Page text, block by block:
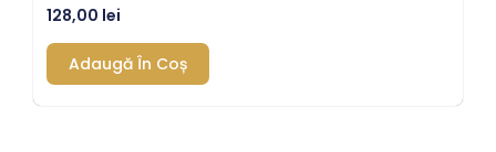
128,00 lei
Adaugă În Coș